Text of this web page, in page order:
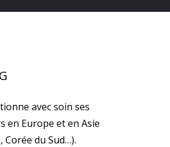
avec soin ses
en Europe et en Asie
Corée du Sud…).